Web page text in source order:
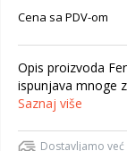
Cena sa PDV-om
Opis proizvoda
ispunjava mnoge
Saznaj više
Dostavljamo